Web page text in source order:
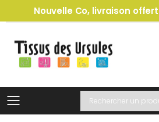
Nouvelle Co, livraison
Toggle mobile
Recherche